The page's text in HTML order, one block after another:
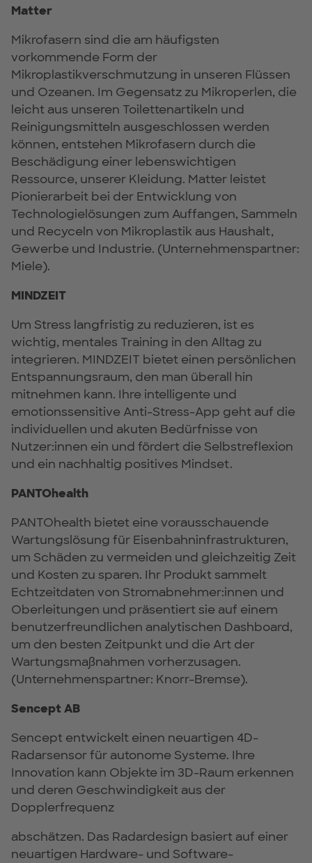
Matter
Mikrofasern sind die am häufigsten
vorkommende Form der
Mikroplastikverschmutzung in unseren Flüssen
und Ozeanen. Im Gegensatz zu Mikroperlen, die
leicht aus unseren Toilettenartikeln und
Reinigungsmitteln ausgeschlossen werden
können, entstehen Mikrofasern durch die
Beschädigung einer lebenswichtigen
Ressource, unserer Kleidung. Matter leistet
Pionierarbeit bei der Entwicklung von
Technologielösungen zum Auffangen, Sammeln
und Recyceln von Mikroplastik aus Haushalt,
Gewerbe und Industrie. (Unternehmenspartner:
Miele).
MINDZEIT
Um Stress langfristig zu reduzieren, ist es
wichtig, mentales Training in den Alltag zu
integrieren. MINDZEIT bietet einen persönlichen
Entspannungsraum, den man überall hin
mitnehmen kann. Ihre intelligente und
emotionssensitive Anti-Stress-App geht auf die
individuellen und akuten Bedürfnisse von
Nutzer:innen ein und fördert die Selbstreflexion
und ein nachhaltig positives Mindset.
PANTOhealth
PANTOhealth bietet eine vorausschauende
Wartungslösung für Eisenbahninfrastrukturen,
um Schäden zu vermeiden und gleichzeitig Zeit
und Kosten zu sparen. Ihr Produkt sammelt
Echtzeitdaten von Stromabnehmer:innen und
Oberleitungen und präsentiert sie auf einem
benutzerfreundlichen analytischen Dashboard,
um den besten Zeitpunkt und die Art der
Wartungsmaßnahmen vorherzusagen.
(Unternehmenspartner: Knorr-Bremse).
Sencept AB
Sencept entwickelt einen neuartigen 4D-
Radarsensor für autonome Systeme. Ihre
Innovation kann Objekte im 3D-Raum erkennen
und deren Geschwindigkeit aus der
Dopplerfrequenz
abschätzen. Das Radardesign basiert auf einer
neuartigen Hardware- und Software-